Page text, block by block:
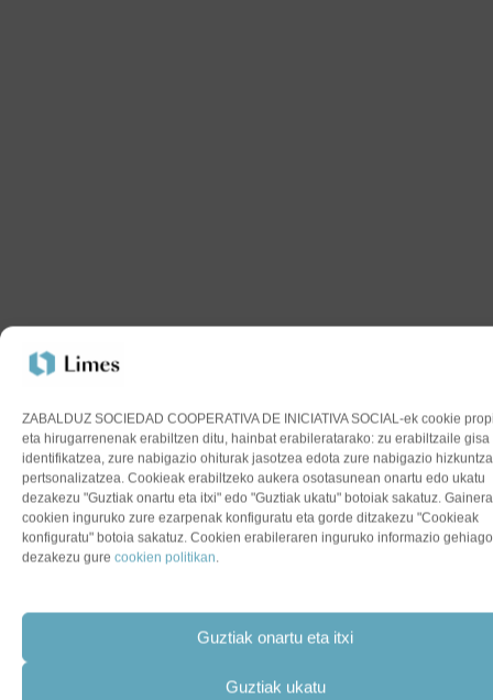
ZABALDUZ SOCIEDAD COOPERATIVA DE INICIATIVA SOCIAL-ek cookie
eta hirugarrenenak erabiltzen ditu, hainbat erabileratarako: zu erabiltzaile gisa
identifikatzea, zure nabigazio ohiturak jasotzea edota zure nabigazio hizkuntza
pertsonalizatzea. Cookieak erabiltzeko aukera osotasunean onartu edo ukatu
dezakezu "Guztiak onartu eta itxi" edo "Guztiak ukatu" botoiak sakatuz.
cookien inguruko zure ezarpenak konfiguratu eta gorde ditzakezu "Cookieak
konfiguratu" botoia sakatuz. Cookien erabileraren inguruko informazio
dezakezu gure cookien politikan.
Guztiak onartu eta itxi
Guztiak ukatu